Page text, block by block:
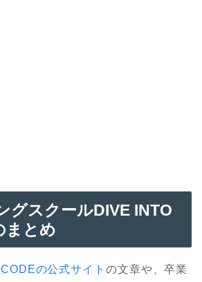
グスクールDIVE INTO
まとめ
の公式サイト の文章や、卒業